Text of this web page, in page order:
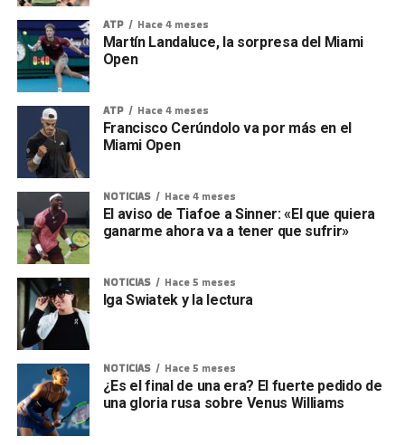
ATP Hace 4 meses
Martín Landaluce, la sorpresa del Miami
Open
ATP Hace 4 meses
Francisco Cerúndolo va por más en el
Miami Open
NOTICIAS Hace 4 meses
El aviso de Tiafoe a Sinner: «El que quiera
ganarme ahora va a tener que sufrir»
NOTICIAS Hace 5 meses
Iga Swiatek y la lectura
NOTICIAS Hace 5 meses
¿Es el final de una era? El fuerte pedido de
una gloria rusa sobre Venus Williams